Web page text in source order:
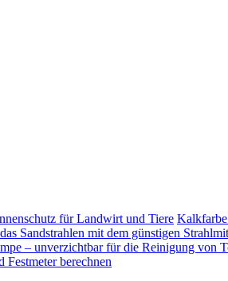
für Landwirt und Tiere
Sandstrahlen mit dem günstigen
– unverzichtbar für die Reinigung von
berechnen